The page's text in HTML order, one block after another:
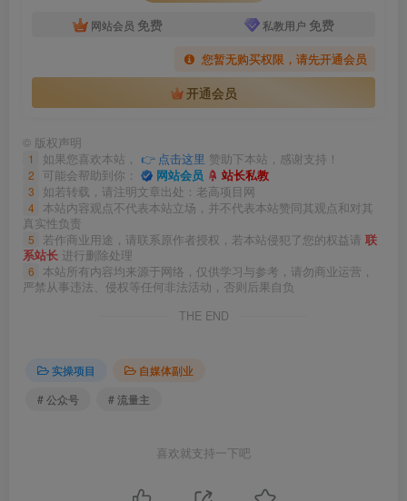
网站会员 免费 私教用户 免费
您暂无购买权限，请先开通会员
开通会员
© 版权声明
1 如果您喜欢本站， 👉 点击这里 赞助下本站，感谢支持！
2 可能会帮助到你： 网站会员 站长私教
3 如若转载，请注明文章出处：老高项目网
4
本站内容观点不代表本站立场，并不代表本站赞同其观点和对其
真实性负责
5 若作商业用途，请联系原作者授权，若本站侵犯了您的权益请 联
系站长 进行删除处理
6
本站所有内容均来源于网络，仅供学习与参考，请勿商业运营，
严禁从事违法、侵权等任何非法活动，否则后果自负
THE END
实操项目
自媒体副业
# 公众号
# 流量主
喜欢就支持一下吧